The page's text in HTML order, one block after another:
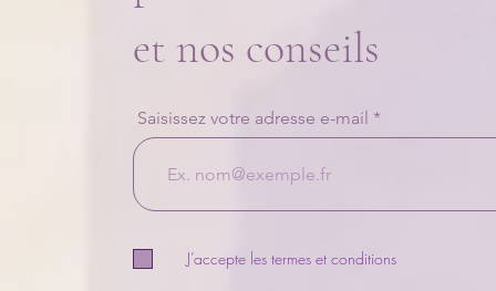
et nos conseils
Saisissez votre adresse e-mail
J’accepte les termes et conditions